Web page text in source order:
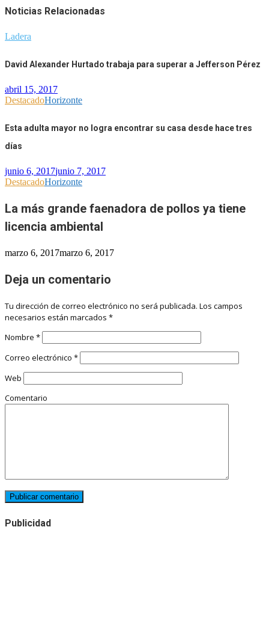
Noticias Relacionadas
Ladera
David Alexander Hurtado trabaja para superar a Jefferson Pérez
abril 15, 2017
DestacadoHorizonte
Esta adulta mayor no logra encontrar su casa desde hace tres
días
junio 6, 2017junio 7, 2017
DestacadoHorizonte
La más grande faenadora de pollos ya tiene
licencia ambiental
marzo 6, 2017marzo 6, 2017
Deja un comentario
Tu dirección de correo electrónico no será publicada. Los campos
necesarios están marcados *
Nombre *
Correo electrónico *
Web
Comentario
Publicidad